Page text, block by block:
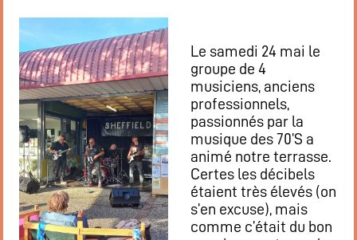
Nos amis
Nos soutiens
Galerie des photos
Boire et manger
Horaires d’ouverture
Carte : boissons, restaurant
Restaurant
Notre cuisine
Où / Contact
Le samedi 24 mai le
groupe de 4
musiciens, anciens
professionnels,
passionnés par la
musique des 70’S a
animé notre terrasse.
Certes les décibels
étaient très élevés (on
s’en excuse), mais
comme c’était du bon